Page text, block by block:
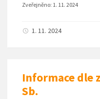
Zveřejněno: 1. 11. 2024
1. 11. 2024
Informace dle
Sb.